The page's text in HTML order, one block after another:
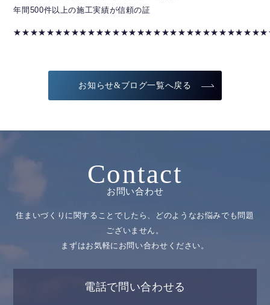
年間500件以上の施工実績が信頼の証
お知らせ&ブログ一覧へ戻る
Contact
お問い合わせ
住まいづくりに関することでしたら、どのようなお悩みでも問題
ございません。
まずはお気軽にお問い合わせください。
電話で問い合わせる